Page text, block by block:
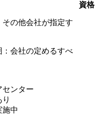
の他会社が指定す
会社の定めるすべ
センター
中
資格